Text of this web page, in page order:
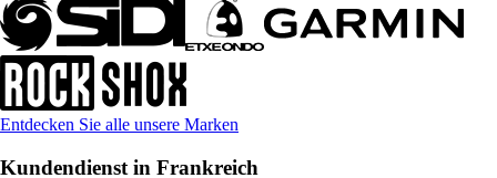
Entdecken Sie alle unsere Marken
Kundendienst in Frankreich